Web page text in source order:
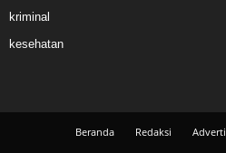
kriminal
kesehatan
Beranda Redaksi